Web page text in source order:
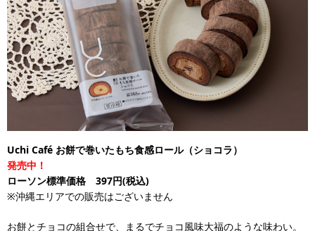
Uchi Café お餅で巻いたもち食感ロール（ショコラ）
発売中！
ローソン標準価格 397円(税込)
※沖縄エリアでの販売はございません
お餅とチョコの組合せで、まるでチョコ風味大福のような味わい。